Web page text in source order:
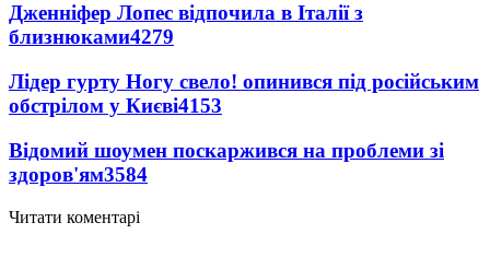
Дженніфер Лопес відпочила в Італії з
близнюками4279
Лідер гурту Ногу свело! опинився під російським
обстрілом у Києві4153
Відомий шоумен поскаржився на проблеми зі
здоров'ям3584
Читати коментарі